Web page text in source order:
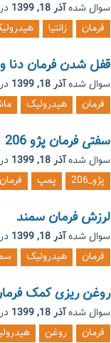
سوال شدهآذر 18, 1399 در
فرمان
زانتیا
قفل شدن فرمان
سوال شدهآذر 18, 1399 در
فرمان
هیدرولیک
سفتی فرمان پژو 206
سوال شدهآذر 18, 1399 در
پژو_206
پمپ فرمان
لرزش فرمان سمند
سوال شدهآذر 18, 1399 در
فرمان
هیدرولیک
روغن ریزی کمک
سوال شدهآذر 18, 1399 در
فرمان
روغن